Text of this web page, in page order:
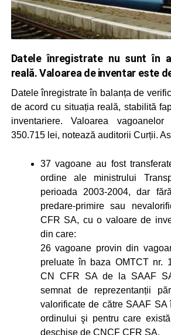
Datele înregistrate nu sunt în
reală. Valoarea de inventar este
Datele înregistrate în balanța de
de acord cu situația reală, stabilită
inventariere. Valoarea
350.715 lei, notează auditorii Curții.
37 vagoane au fost
ordine ale ministrului
perioada 2003-2004, dar
predare-primire sau
CFR SA, cu o valoare de
din care:
26 vagoane provin din
preluate în baza OMTCT nr.
CN CFR SA de la SAAF
semnat de reprezentanții
valorificate de către SAAF SA
ordinului şi pentru care
deschise de CNCF CFR SA.